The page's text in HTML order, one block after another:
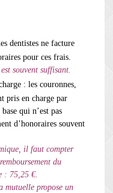
dentistes ne facture
pour ces frais.
souvent suffisant.
: les couronnes,
pris en charge par
qui n’est pas
d’honoraires souvent
il faut compter
du
: 75,25 €.
mutuelle propose un